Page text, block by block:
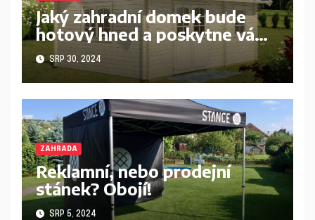
Jaký zahradní domek bude
hotový hned a poskytne vám
poctivou ochranu?
SRP 30, 2024
ZAHRADA
Reklamní, nebo prodejní
stánek? Obojí!
SRP 5, 2024